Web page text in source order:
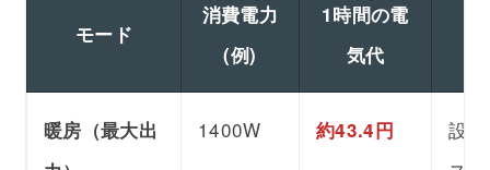
モード
消費電力
(例)
1時間の電
気代
暖房（最大出
1400W 約43.4円
設